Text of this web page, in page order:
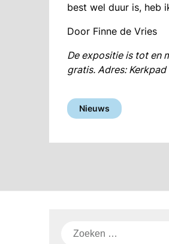
best wel duur is, heb
Door Finne de Vries
De expositie is tot en
gratis. Adres: Kerkpad
Nieuws
Zoeken